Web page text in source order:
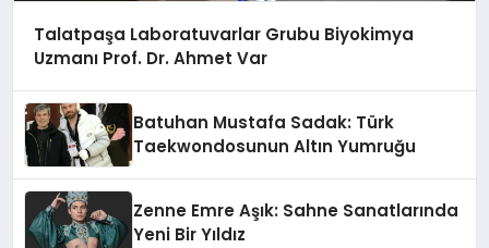
Talatpaşa Laboratuvarlar Grubu Biyokimya
Uzmanı Prof. Dr. Ahmet Var
Batuhan Mustafa Sadak: Türk
Taekwondosunun Altın Yumruğu
Zenne Emre Aşık: Sahne Sanatlarında
Yeni Bir Yıldız